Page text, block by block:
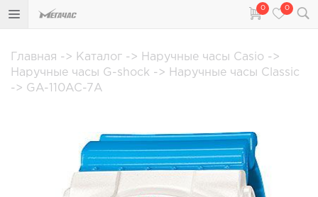
0 0
Главная -> Каталог -> Наручные часы Casio ->
Наручные часы G-shock -> Наручные часы Classic
-> GA-110AC-7A